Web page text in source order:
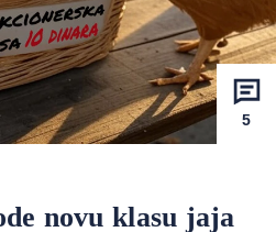
5
novu klasu jaja